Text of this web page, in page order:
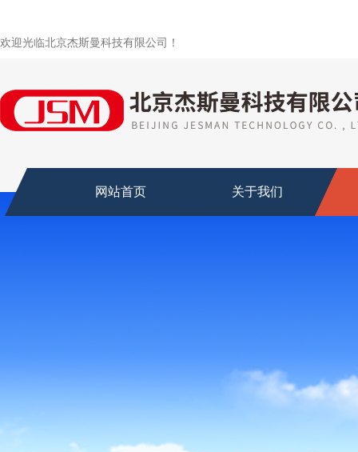
欢迎光临北京杰斯曼科技有限公司！
网站首页 关于我们